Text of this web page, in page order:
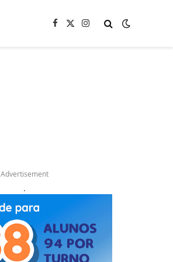
Facebook
X
Instagram
Advertisement
.